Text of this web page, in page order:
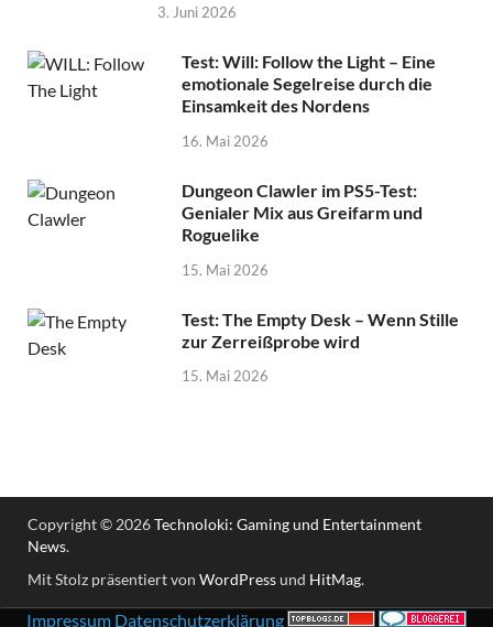
3. Juni 2026
Test: Will: Follow the Light – Eine
emotionale Segelreise durch die
Einsamkeit des Nordens
16. Mai 2026
Dungeon Clawler im PS5-Test:
Genialer Mix aus Greifarm und
Roguelike
15. Mai 2026
Test: The Empty Desk – Wenn Stille
zur Zerreißprobe wird
15. Mai 2026
Copyright © 2026Technoloki: Gaming und Entertainment
News.
Mit Stolz präsentiert von WordPressund HitMag.
Impressum Datenschutzerklärung